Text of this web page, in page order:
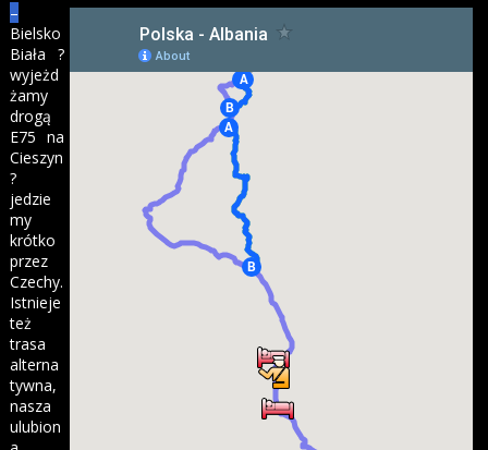
–
Bielsko
Biała ?
wyjeżd
żamy
drogą
E75 na
Cieszyn
?
jedzie
my
krótko
przez
Czechy.
Istnieje
też
trasa
alterna
tywna,
nasza
ulubion